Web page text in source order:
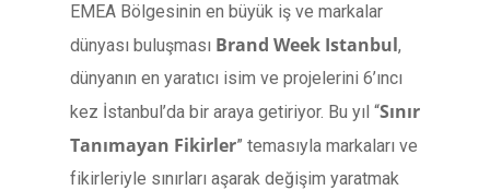
EMEA Bölgesinin en büyük iş ve markalar
dünyası buluşması Brand Week Istanbul,
dünyanın en yaratıcı isim ve projelerini 6’ıncı
kez İstanbul’da bir araya getiriyor. Bu yıl “Sınır
Tanımayan Fikirler” temasıyla markaları ve
fikirleriyle sınırları aşarak değişim yaratmak